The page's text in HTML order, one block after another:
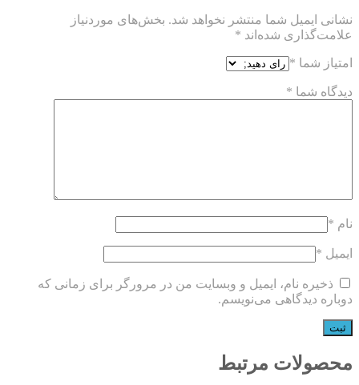
نشانی ایمیل شما منتشر نخواهد شد. بخش‌های موردنیاز
علامت‌گذاری شده‌اند *
امتیاز شما *
دیدگاه شما *
نام *
ایمیل *
ذخیره نام، ایمیل و وبسایت من در مرورگر برای زمانی که
دوباره دیدگاهی می‌نویسم.
محصولات مرتبط